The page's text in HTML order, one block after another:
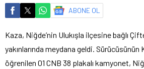
ABONE OL
Kaza, Niğde’nin Ulukışla ilçesine bağlı
yakınlarında meydana geldi.
öğrenilen 01 CNB 38 plakalı kamyonet,